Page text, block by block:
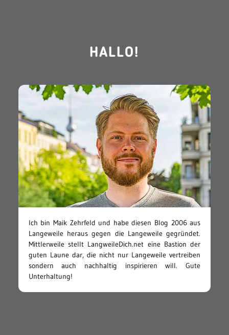
HALLO!
Ich bin Maik Zehrfeld und habe diesen Blog 2006 aus
Langeweile heraus gegen die Langeweile gegründet.
Mittlerweile stellt LangweileDich.net eine Bastion der
guten Laune dar, die nicht nur Langeweile vertreiben
sondern auch nachhaltig inspirieren will. Gute
Unterhaltung!